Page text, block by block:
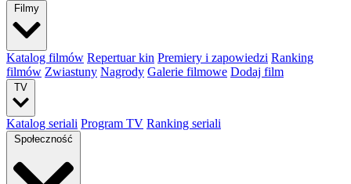
Filmy
Katalog filmów Repertuar kin Premiery i zapowiedzi Ranking
filmów Zwiastuny Nagrody Galerie filmowe Dodaj film
TV
Katalog seriali Program TV Ranking seriali
Społeczność